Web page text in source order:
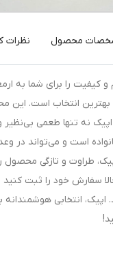
محصول نظرات
و کیفیت را برای شما به
انتخاب است. این
نه تنها طعمی بی‌نظیر
است و می‌تواند در
طراوت و تازگی محصول
سفارش خود را ثبت کنید
اپیک، انتخابی